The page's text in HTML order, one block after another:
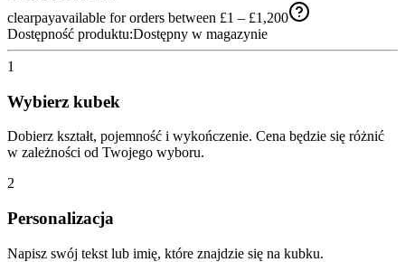
clearpayavailable for orders between £1 – £1,200
Dostępność produktu:Dostępny w magazynie
1
Wybierz kubek
Dobierz kształt, pojemność i wykończenie. Cena będzie się różnić
w zależności od Twojego wyboru.
2
Personalizacja
Napisz swój tekst lub imię, które znajdzie się na kubku.